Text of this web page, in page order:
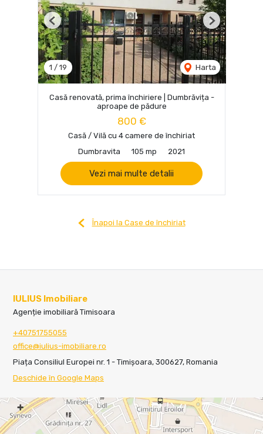
1 / 19 Harta
Previous Next
Casă renovată, prima închiriere | Dumbrăvița -
aproape de pădure
800 €
Casă / Vilă cu 4 camere de închiriat
Dumbravita
105 mp 2021
Vezi mai multe detalii
Înapoi la Case de închiriat
IULIUS Imobiliare
Agenție imobiliară Timisoara
+40751755055
office@iulius-imobiliare.ro
Piața Consiliul Europei nr. 1 - Timișoara, 300627, Romania
Deschide în Google Maps